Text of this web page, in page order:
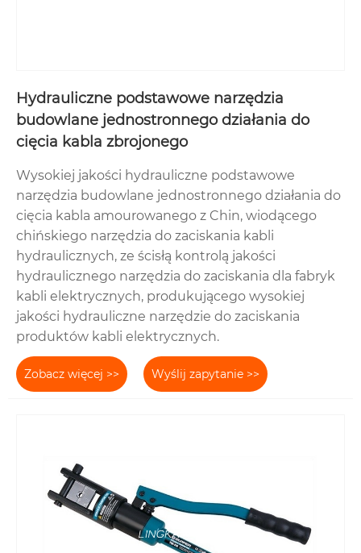
Hydrauliczne podstawowe narzędzia
budowlane jednostronnego działania do
cięcia kabla zbrojonego
Wysokiej jakości hydrauliczne podstawowe
narzędzia budowlane jednostronnego działania do
cięcia kabla amourowanego z Chin, wiodącego
chińskiego narzędzia do zaciskania kabli
hydraulicznych, ze ścisłą kontrolą jakości
hydraulicznego narzędzia do zaciskania dla fabryk
kabli elektrycznych, produkującego wysokiej
jakości hydrauliczne narzędzie do zaciskania
produktów kabli elektrycznych.
Zobacz więcej >> Wyślij zapytanie >>